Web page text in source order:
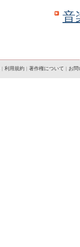
音
| 利用規約 | 著作権について | お問